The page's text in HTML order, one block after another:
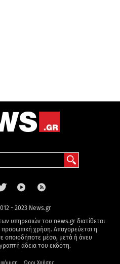
- 2023 News.gr
υπηρεσιών του news.gr διατίθεται
προσωπική χρήση. Απαγορεύεται η
οποιοδήποτε μέσο, μετά ή άνευ
άδεια του εκδότη.